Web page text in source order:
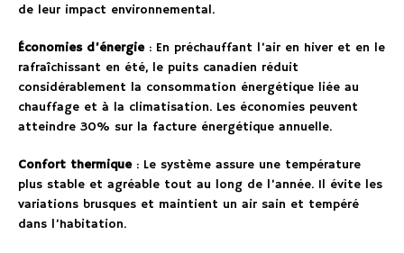
de leur impact environnemental.
Économies d’énergie: En préchauffant l’air en hiver et en le
rafraîchissant en été, le puits canadien réduit
considérablement la consommation énergétique liée au
chauffage et à la climatisation. Les économies peuvent
atteindre 30% sur la facture énergétique annuelle.
Confort thermique: Le système assure une température
plus stable et agréable tout au long de l’année. Il évite les
variations brusques et maintient un air sain et tempéré
dans l’habitation.